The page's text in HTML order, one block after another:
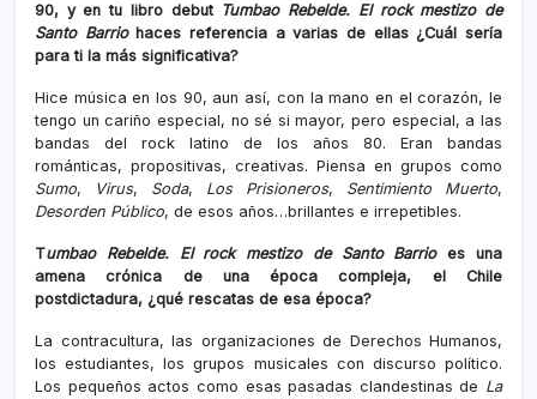
90, y en tu libro debut Tumbao Rebelde. El rock mestizo de
Santo Barrio haces referencia a varias de ellas ¿Cuál sería
para ti la más significativa?
Hice música en los 90, aun así, con la mano en el corazón, le
tengo un cariño especial, no sé si mayor, pero especial, a las
bandas del rock latino de los años 80. Eran bandas
románticas, propositivas, creativas. Piensa en grupos como
Sumo, Virus, Soda, Los Prisioneros, Sentimiento Muerto,
Desorden Público, de esos años…brillantes e irrepetibles.
Tumbao Rebelde. El rock mestizo de Santo Barrioes una
amena crónica de una época compleja, el Chile
postdictadura, ¿qué rescatas de esa época?
La contracultura, las organizaciones de Derechos Humanos,
los estudiantes, los grupos musicales con discurso político.
Los pequeños actos como esas pasadas clandestinas de La